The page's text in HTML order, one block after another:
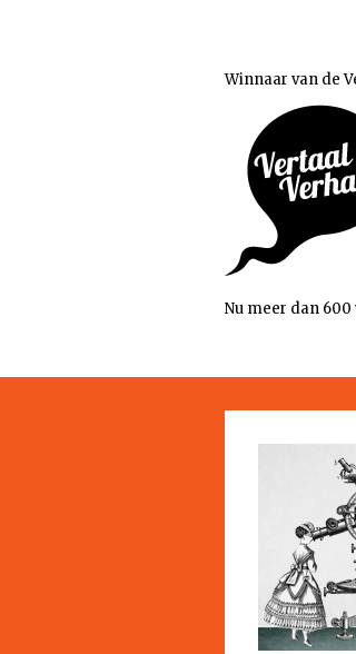
Winnaar van de
Nu meer dan